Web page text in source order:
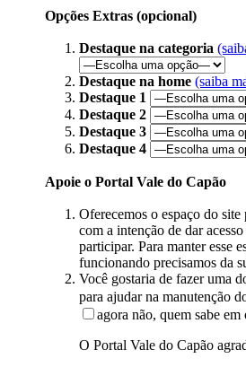
Opções Extras (opcional)
Destaque na categoria
Destaque na home (saiba
Destaque 1
Destaque 2
Destaque 3
Destaque 4
Apoie o Portal Vale do Capão
Oferecemos o espaço do
com a intenção de dar
participar. Para manter esse
funcionando precisamos da
Você gostaria de fazer uma
para ajudar na manutenção
agora não, quem sabe
O Portal Vale do Capão